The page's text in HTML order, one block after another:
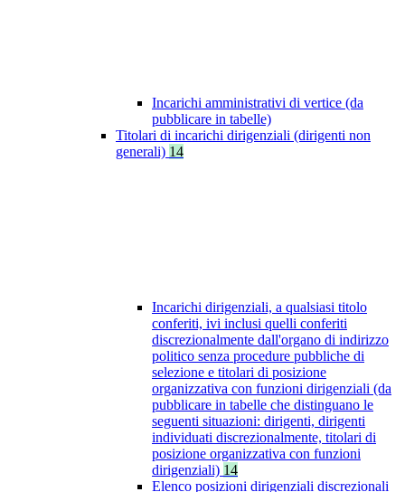
Incarichi amministrativi di vertice (da
pubblicare in tabelle)
Titolari di incarichi dirigenziali (dirigenti non
generali) 14
Incarichi dirigenziali, a qualsiasi titolo
conferiti, ivi inclusi quelli conferiti
discrezionalmente dall'organo di indirizzo
politico senza procedure pubbliche di
selezione e titolari di posizione
organizzativa con funzioni dirigenziali (da
pubblicare in tabelle che distinguano le
seguenti situazioni: dirigenti, dirigenti
individuati discrezionalmente, titolari di
posizione organizzativa con funzioni
dirigenziali) 14
Elenco posizioni dirigenziali discrezionali